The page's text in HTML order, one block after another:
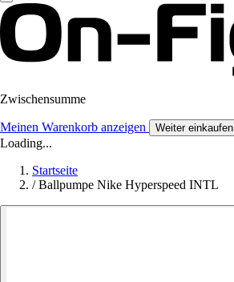
Zwischensumme
Meinen Warenkorb anzeigen Weiter einkaufen
Loading...
Startseite
/ Ballpumpe Nike Hyperspeed INTL